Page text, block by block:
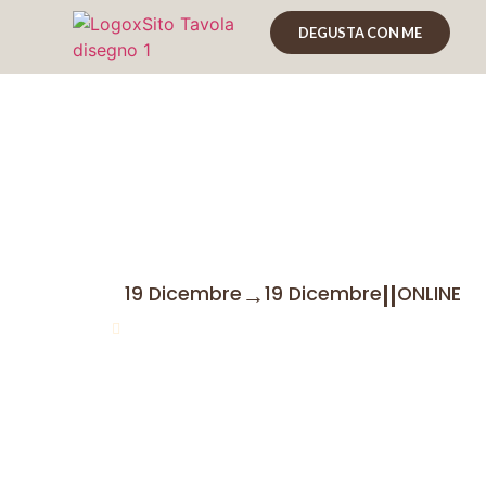
DEGUSTA CON ME
19 Dicembre →19 Dicembre||ONLINE